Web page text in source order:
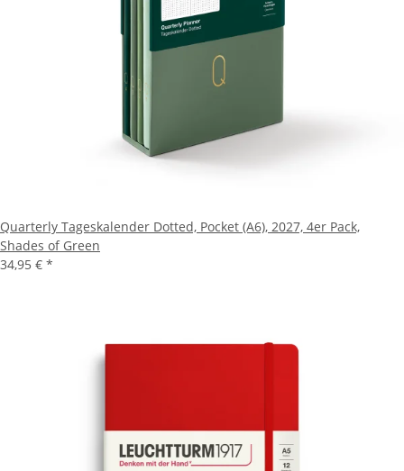
Quarterly Tageskalender Dotted, Pocket (A6), 2027, 4er Pack,
Shades of Green
34,95 € *